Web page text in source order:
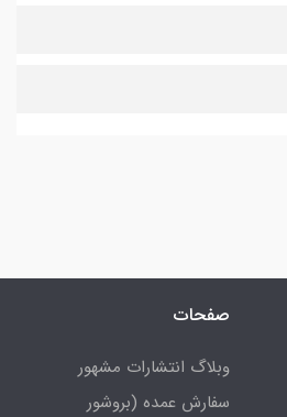
صفحات
وبلاگ انتشارات مشهور
سفارش عمده (بروشور